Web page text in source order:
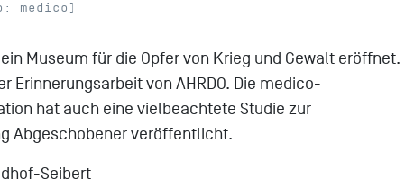
medico)
Museum für die Opfer von Krieg und Gewalt eröffnet.
Erinnerungsarbeit von AHRDO. Die medico-
hat auch eine vielbeachtete Studie zur
Abgeschobener veröffentlicht.
Seibert